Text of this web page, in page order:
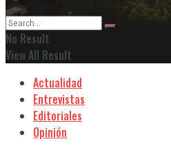
No Result
View All Result
Actualidad
Entrevistas
Editoriales
Opinión